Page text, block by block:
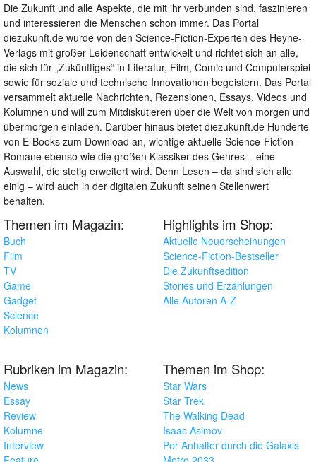
Die Zukunft und alle Aspekte, die mit ihr verbunden sind, faszinieren
und interessieren die Menschen schon immer. Das Portal
diezukunft.de wurde von den Science-Fiction-Experten des Heyne-
Verlags mit großer Leidenschaft entwickelt und richtet sich an alle,
die sich für „Zukünftiges“ in Literatur, Film, Comic und Computerspiel
sowie für soziale und technische Innovationen begeistern. Das Portal
versammelt aktuelle Nachrichten, Rezensionen, Essays, Videos und
Kolumnen und will zum Mitdiskutieren über die Welt von morgen und
übermorgen einladen. Darüber hinaus bietet diezukunft.de Hunderte
von E-Books zum Download an, wichtige aktuelle Science-Fiction-
Romane ebenso wie die großen Klassiker des Genres – eine
Auswahl, die stetig erweitert wird. Denn Lesen – da sind sich alle
einig – wird auch in der digitalen Zukunft seinen Stellenwert
behalten.
Themen im Magazin:
Buch
Film
TV
Game
Gadget
Science
Kolumnen
Highlights im Shop:
Aktuelle Neuerscheinungen
Science-Fiction-Bestseller
Die Zukunftsedition
Stories und Erzählungen
Alle Autoren A-Z
Rubriken im Magazin:
News
Essay
Review
Kolumne
Interview
Themen im Shop:
Star Wars
Star Trek
The Walking Dead
Isaac Asimov
Per Anhalter durch die Galaxis